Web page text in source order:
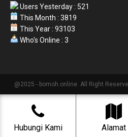
Users Yesterday : 521
This Month : 3819
This Year : 93103
Who's Online : 3
@2025 - bomoh.online. All Right
Hubungi Kami Alamat